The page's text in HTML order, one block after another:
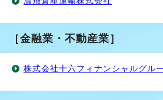
［金融業・不動産業］
株式会社十六フィナンシャルグル